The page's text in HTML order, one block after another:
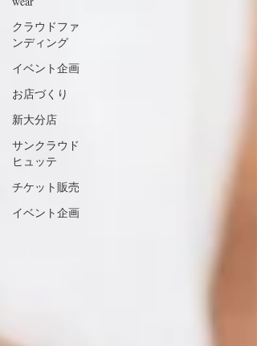
クラウドファ
ンディング
イベント企画
お店づくり
新大分店
サンクラウド
ヒュッテ
チケット販売
イベント企画